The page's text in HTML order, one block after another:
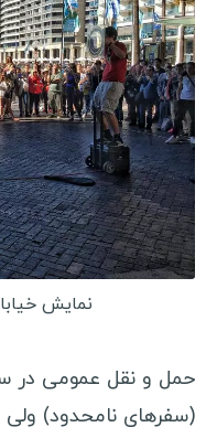
آذربایجان
گرجستان
ارمنستان
روسیه
ترنسنیستریا
اسپانیا
ترکیه
سفرنامه آفریقا
نمایش